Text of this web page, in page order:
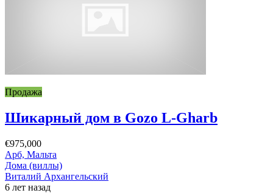
Продажа
Шикарный дом в Gozo L-Gharb
€975,000
Арб, Мальта
Дома (виллы)
Виталий Архангельский
6 лет назад